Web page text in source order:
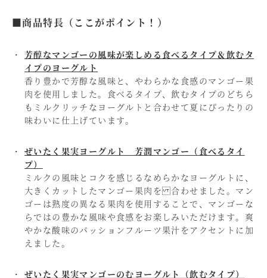
■商品特長（ここがポイント！）
芳醇なマンゴーの風味が楽しめる食べるタイプ＆飲むタ
イプのヨーグルト
香り豊かで芳醇な風味と、やわらかな食感のマンゴー果
肉を使用しました。食べるタイプ、飲むタイプのどちら
もミルクリッチなヨーグルトと合わせて夏にぴったりの
味わいに仕上げています。
ぜいたく果実ヨーグルト 芳潤マンゴー（食べるタイ
プ）
ミルクの風味とコクを感じるなめらかなヨーグルトに、
大きくカットしたマンゴー果肉を 合わせました。マン
ゴーは熟度の異なる果肉を使用することで、マンゴーな
らではの豊かな風味や食感をお楽しみいただけます。爽
やかな酸味のパッションフルーツ果汁をアクセントに加
えました。
ぜいたく果実マンゴーのむヨーグルト（飲むタイプ）